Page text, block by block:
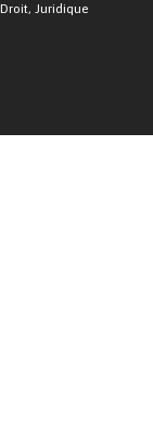
Droit, Juridique